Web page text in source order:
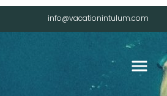
info@vacationintulum.com